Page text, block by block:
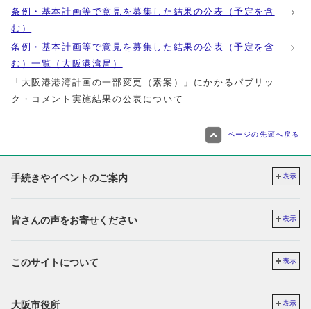
条例・基本計画等で意見を募集した結果の公表（予定を含
む）
条例・基本計画等で意見を募集した結果の公表（予定を含
む）一覧（大阪港湾局）
「大阪港港湾計画の一部変更（素案）」にかかるパブリッ
ク・コメント実施結果の公表について
ページの先頭へ戻る
手続きやイベントのご案内 表示
皆さんの声をお寄せください 表示
このサイトについて 表示
大阪市役所 表示